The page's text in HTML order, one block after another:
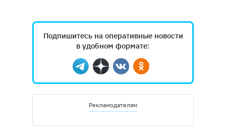
Подпишитесь на оперативные новости
в удобном формате:
Telegram
ДзенВконтактеОдноклассники
Рекламодателям